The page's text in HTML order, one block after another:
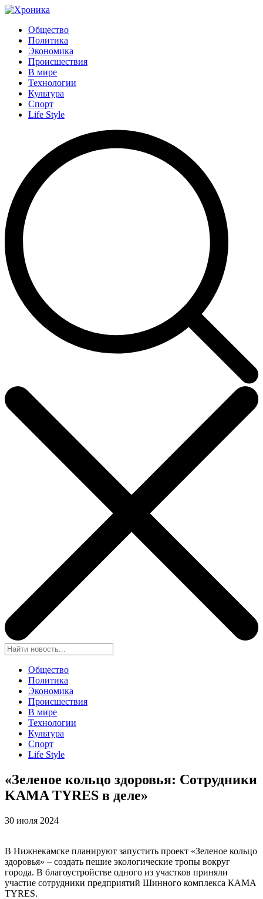
Общество
Политика
Экономика
Происшествия
В мире
Технологии
Культура
Спорт
Life Style
Общество
Политика
Экономика
Происшествия
В мире
Технологии
Культура
Спорт
Life Style
«Зеленое кольцо здоровья: Сотрудники
KAMA TYRES в деле»
30 июля 2024
В Нижнекамске планируют запустить проект «Зеленое кольцо
здоровья» – создать пешие экологические тропы вокруг
города. В благоустройстве одного из участков приняли
участие сотрудники предприятий Шинного комплекса КАМА
TYRES.